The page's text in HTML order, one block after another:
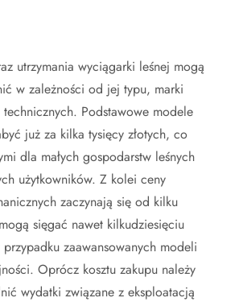
utrzymania wyciągarki leśnej mogą
w zależności od jej typu, marki
Podstawowe modele
już za kilka tysięcy złotych, co
dla małych gospodarstw leśnych
użytkowników. Z kolei ceny
zaczynają się od kilku
sięgać nawet kilkudziesięciu
przypadku zaawansowanych modeli
Oprócz kosztu zakupu należy
wydatki związane z eksploatacją